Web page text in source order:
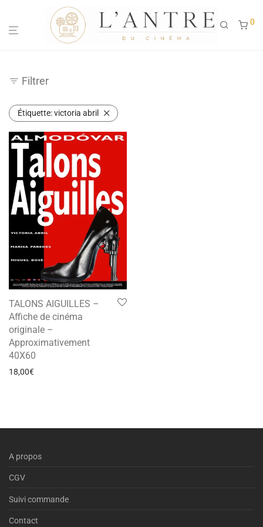
0
Filtrer
Étiquette:victoria abril
TALONS AIGUILLES –
Affiche de cinéma
originale –
Approximativement
40X60
18,00€
A propos
CGV
Suivi commande
Contact